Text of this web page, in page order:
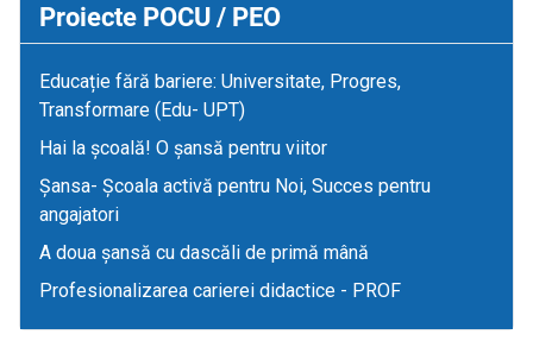
Proiecte POCU / PEO
Educație fără bariere: Universitate, Progres,
Transformare (Edu- UPT)
Hai la școală! O șansă pentru viitor
Șansa- Școala activă pentru Noi, Succes pentru
angajatori
A doua șansă cu dascăli de primă mână
Profesionalizarea carierei didactice - PROF